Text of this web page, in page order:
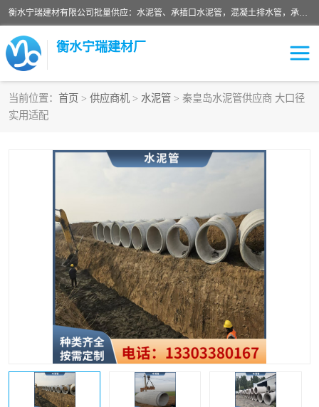
衡水宁瑞建材有限公司批量供应：水泥管、承插口水泥管，混凝土排水管，承插口水泥管，企口水泥管，钢承口水泥管，顶管，平口水泥管，水泥检查井，混凝土检查井，预制混凝土检查井，矩形检查井，圆形检查井等产品。
衡水宁瑞建材厂
当前位置： 首页 > 供应商机 > 水泥管 > 秦皇岛水泥管供应商 大口径
实用适配
检查井
水泥管
混凝土检查井 预制混凝土检查井
企口水泥管 钢承口水泥管
波纹管